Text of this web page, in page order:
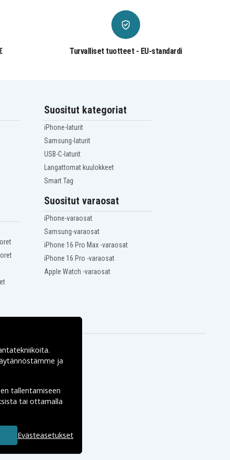
Turvalliset tuotteet - EU-standardi
Suositut kategoriat
iPhone-laturit
Samsung-laturit
USB-C-laturit
Langattomat kuulokkeet
Smart Tag
Suositut varaosat
iPhone-varaosat
Samsung-varaosat
iPhone 16 Pro Max -varaosat
iPhone 16 Pro -varaosat
Apple Watch -varaosat
ja
tallentamiseen
tai ottamalla
Evästeasetukset